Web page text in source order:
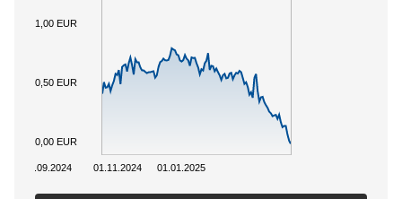
01.11.2024 01.01.2025
01.09.2024
0,00 EUR
0,50 EUR
1,00 EUR